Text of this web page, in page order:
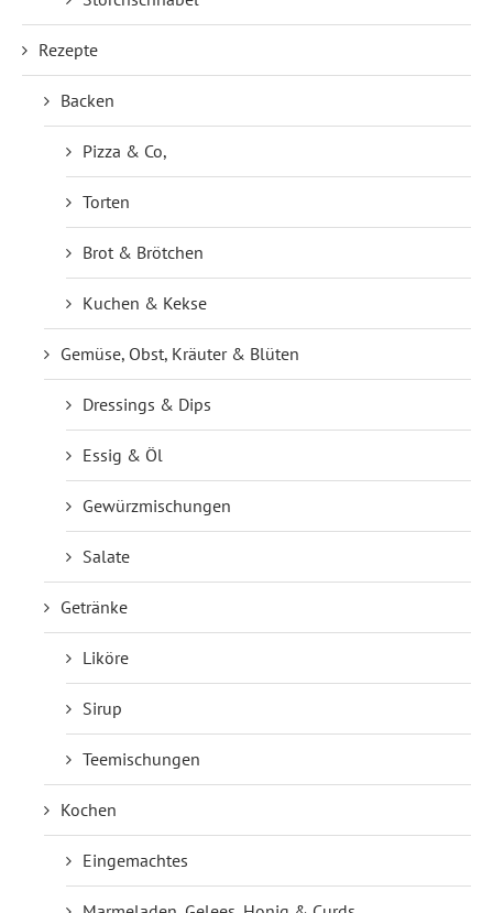
Rezepte
Backen
Pizza & Co,
Torten
Brot & Brötchen
Kuchen & Kekse
Gemüse, Obst, Kräuter & Blüten
Dressings & Dips
Essig & Öl
Gewürzmischungen
Salate
Getränke
Liköre
Sirup
Teemischungen
Kochen
Eingemachtes